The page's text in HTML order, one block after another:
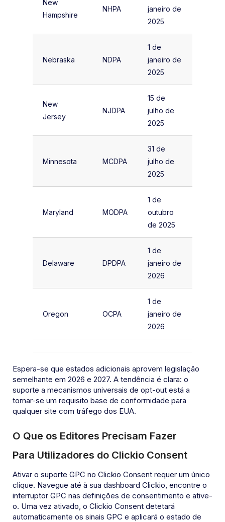
New
Hampshire
NHPA
janeiro de
2025
Nebraska NDPA
1 de
janeiro de
2025
New
Jersey
NJDPA
15 de
julho de
2025
Minnesota MCDPA
31 de
julho de
2025
Maryland MODPA
1 de
outubro
de 2025
Delaware DPDPA
1 de
janeiro de
2026
Oregon OCPA
1 de
janeiro de
2026
Espera-se que estados adicionais aprovem legislação
semelhante em 2026 e 2027. A tendência é clara: o
suporte a mecanismos universais de opt-out está a
tornar-se um requisito base de conformidade para
qualquer site com tráfego dos EUA.
O Que os Editores Precisam Fazer
Para Utilizadores do Clickio Consent
Ativar o suporte GPC no Clickio Consent requer um único
clique. Navegue até à sua dashboard Clickio, encontre o
interruptor GPC nas definições de consentimento e ative-
o. Uma vez ativado, o Clickio Consent detetará
automaticamente os sinais GPC e aplicará o estado de